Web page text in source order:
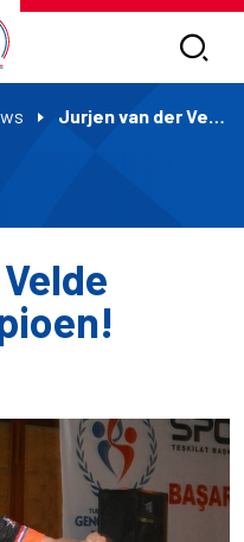
Jurjen van der Velde Europees kampioen!